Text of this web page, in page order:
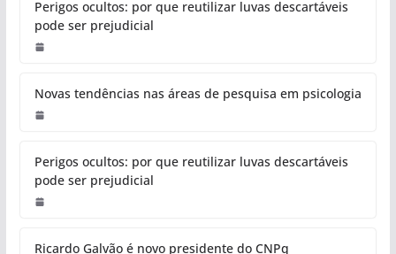
Perigos ocultos: por que reutilizar luvas descartáveis
pode ser prejudicial
Novas tendências nas áreas de pesquisa em psicologia
Perigos ocultos: por que reutilizar luvas descartáveis
pode ser prejudicial
Ricardo Galvão é novo presidente do CNPq